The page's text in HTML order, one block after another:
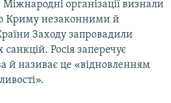
організації визнали
Криму незаконними й
Заходу запровадили
Росія заперечує
й називає це «відновленням